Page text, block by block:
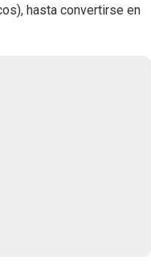
hasta convertirse en